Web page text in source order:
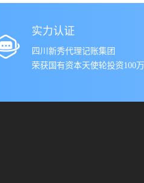
实力认证
四川新秀代理记账集团
荣获国有资本天使轮投资100万